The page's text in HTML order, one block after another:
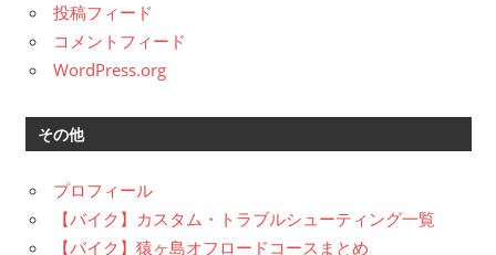
投稿フィード
コメントフィード
WordPress.org
その他
プロフィール
【バイク】カスタム・トラブルシューティング一覧
【バイク】猿ヶ島オフロードコースまとめ